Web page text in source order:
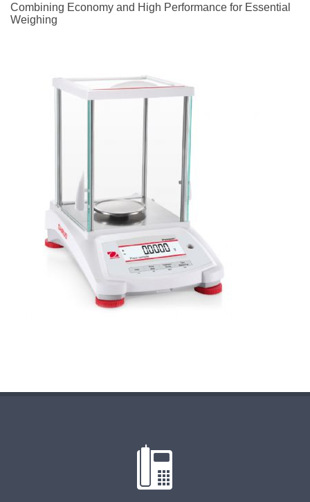
Combining Economy and High Performance for Essential
Weighing